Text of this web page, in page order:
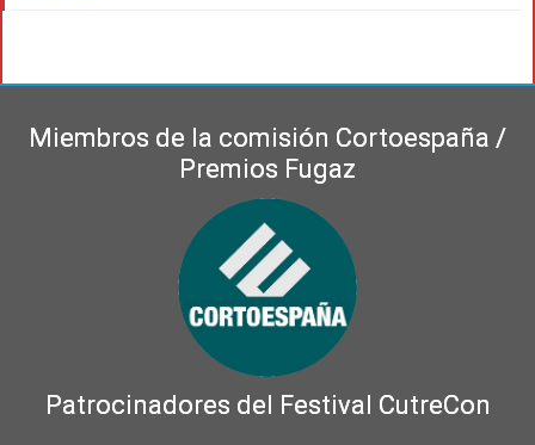
Miembros de la comisión Cortoespaña /
Premios Fugaz
Patrocinadores del Festival CutreCon